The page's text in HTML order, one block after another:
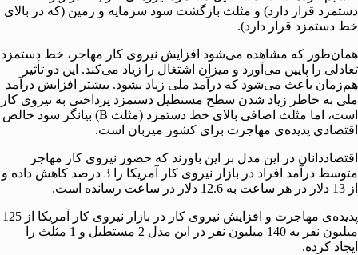
دستمزد قرار دارد) و مثلث بازگشت سود سرمایه و زمین (که در بالای
خط دستمزد قرار دارد).
همان‌طور که مشاهده می‌شود افزایش نیروی کار مهاجر، خط دستمزد
تعادلی را پایین می‌آورد و میزان اشتغال را زیاد می‌کند. این دو تأثیر
هم‌زمان باعث می‌شود که درآمد ملی زیاد بشود. بیشتر افزایش درآمد
ملی به خاطر زیاد شدن سطح مستطیل دستمزد پرداختی به نیروی کار
است،‌ اما مثلث اضافی بالای خط دستمزد (مثلث B) بیانگر سود خالص
اقتصادی پدیده‌ی مهاجرت برای کشور میزبان است.
اقتصاددانان در این مدل بر این باورند که حضور نیروی کار مهاجر
متوسط درآمد افراد در بازار نیروی کار آمریکا را 3 درصد کاهش داده و
از 13 دلار در هر ساعت به 12.6 دلار در ساعت رسانده است.
پدیده‌ی مهاجرت و افزایش نیروی کار در بازار نیروی کار آمریکا از 125
میلیون نفر به 140 میلیون نفر در این مدل 2 مستطیل و 1 مثلث را
ایجاد کرده.